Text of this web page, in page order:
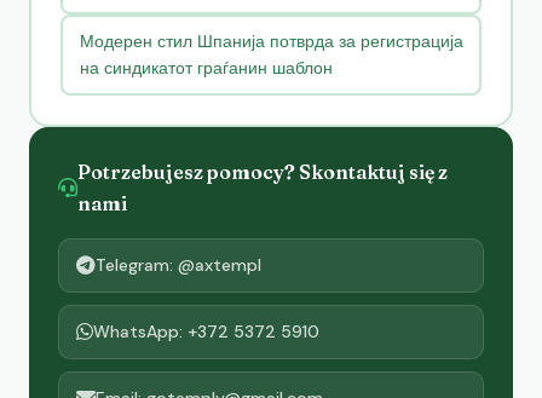
Модерен стил Шпанија потврда за регистрација
на синдикатот граѓанин шаблон
Potrzebujesz pomocy? Skontaktuj się z
nami
Telegram: @axtempl
WhatsApp: +372 5372 5910